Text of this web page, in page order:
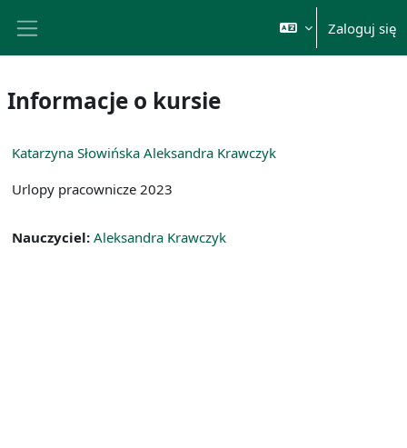
Zaloguj się
Informacje o kursie
Katarzyna Słowińska Aleksandra Krawczyk
Urlopy pracownicze 2023
Nauczyciel: Aleksandra Krawczyk